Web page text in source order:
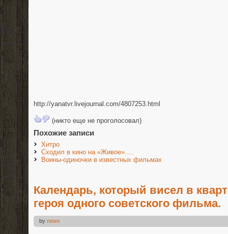
http://yanatvr.livejournal.com/4807253.html
(никто еще не проголосовал)
Похожие записи
Хитро
Сходил в кино на «Живое»….
Воины-одиночки в известных фильмах
Календарь, который висел в
героя одного советского фильма.
by news